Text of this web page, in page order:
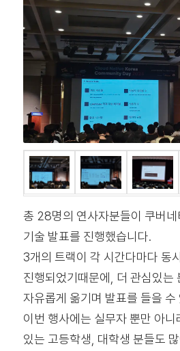
총 28명의 연사자분들이 쿠버
기술 발표를 진행했습니다.
3개의 트랙이 각 시간다마다 동
진행되었기때문에, 더 관심있는
자유롭게 옮기며 발표를 들을 수
이번 행사에는 실무자 뿐만 아니
있는 고등학생, 대학생 분들도 많